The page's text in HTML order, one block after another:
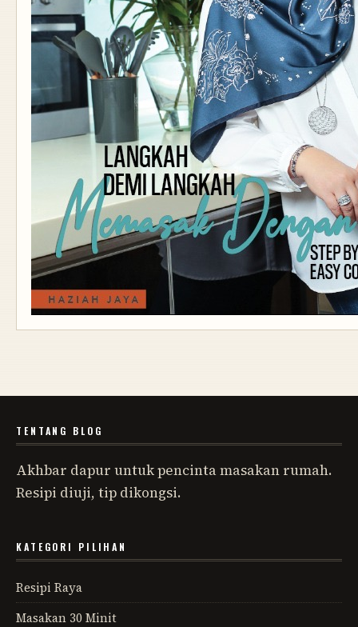
TENTANG BLOG
Akhbar dapur untuk pencinta masakan rumah.
Resipi diuji, tip dikongsi.
KATEGORI PILIHAN
Resipi Raya
Masakan 30 Minit